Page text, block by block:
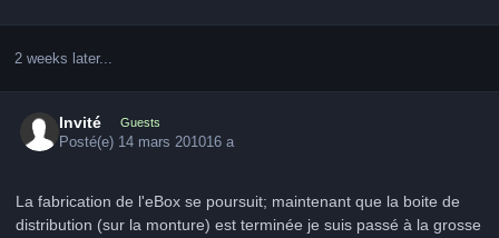
2 weeks later...
Invité Guests
Posté(e) 14 mars 201016 a
La fabrication de l'eBox se poursuit; maintenant que la boite de
distribution (sur la monture) est terminée je suis passé à la grosse